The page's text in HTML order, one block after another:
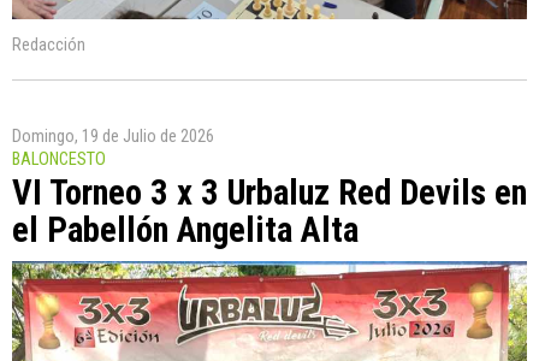
Redacción
Domingo, 19 de Julio de 2026
BALONCESTO
VI Torneo 3 x 3 Urbaluz Red Devils en
el Pabellón Angelita Alta